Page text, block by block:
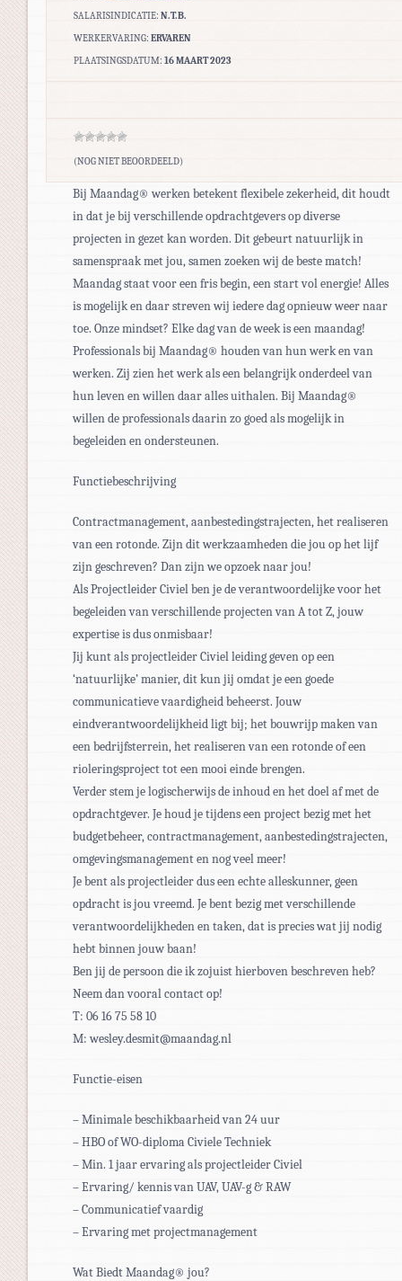
SALARISINDICATIE: N.T.B.
WERKERVARING: ERVAREN
PLAATSINGSDATUM: 16 MAART 2023
(NOG NIET BEOORDEELD)
Bij Maandag® werken betekent flexibele zekerheid, dit houdt
in dat je bij verschillende opdrachtgevers op diverse
projecten in gezet kan worden. Dit gebeurt natuurlijk in
samenspraak met jou, samen zoeken wij de beste match!
Maandag staat voor een fris begin, een start vol energie! Alles
is mogelijk en daar streven wij iedere dag opnieuw weer naar
toe. Onze mindset? Elke dag van de week is een maandag!
Professionals bij Maandag® houden van hun werk en van
werken. Zij zien het werk als een belangrijk onderdeel van
hun leven en willen daar alles uithalen. Bij Maandag®
willen de professionals daarin zo goed als mogelijk in
begeleiden en ondersteunen.
Functiebeschrijving
Contractmanagement, aanbestedingstrajecten, het realiseren
van een rotonde. Zijn dit werkzaamheden die jou op het lijf
zijn geschreven? Dan zijn we opzoek naar jou!
Als Projectleider Civiel ben je de verantwoordelijke voor het
begeleiden van verschillende projecten van A tot Z, jouw
expertise is dus onmisbaar!
Jij kunt als projectleider Civiel leiding geven op een
‘natuurlijke’ manier, dit kun jij omdat je een goede
communicatieve vaardigheid beheerst. Jouw
eindverantwoordelijkheid ligt bij; het bouwrijp maken van
een bedrijfsterrein, het realiseren van een rotonde of een
rioleringsproject tot een mooi einde brengen.
Verder stem je logischerwijs de inhoud en het doel af met de
opdrachtgever. Je houd je tijdens een project bezig met het
budgetbeheer, contractmanagement, aanbestedingstrajecten,
omgevingsmanagement en nog veel meer!
Je bent als projectleider dus een echte alleskunner, geen
opdracht is jou vreemd. Je bent bezig met verschillende
verantwoordelijkheden en taken, dat is precies wat jij nodig
hebt binnen jouw baan!
Ben jij de persoon die ik zojuist hierboven beschreven heb?
Neem dan vooral contact op!
T: 06 16 75 58 10
M: wesley.desmit@maandag.nl
Functie-eisen
– Minimale beschikbaarheid van 24 uur
– HBO of WO-diploma Civiele Techniek
– Min. 1 jaar ervaring als projectleider Civiel
– Ervaring/ kennis van UAV, UAV-g & RAW
– Communicatief vaardig
– Ervaring met projectmanagement
Wat Biedt Maandag® jou?